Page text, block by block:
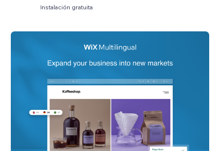
Instalación gratuita